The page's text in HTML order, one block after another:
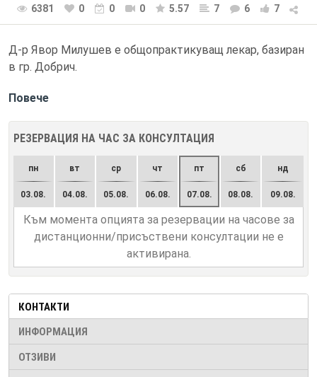
6381 0 0 0 5.57 7 6 7
Д-р Явор Милушев е общопрактикуващ лекар, базиран
в гр. Добрич.
Повече
РЕЗЕРВАЦИЯ НА ЧАС ЗА КОНСУЛТАЦИЯ
пн
03.08.
вт
04.08.
ср
05.08.
чт
06.08.
пт
07.08.
сб
08.08.
нд
09.08.
Към момента опцията за резервации на часове за
дистанционни/присъствени консултации не е
активирана.
КОНТАКТИ
ИНФОРМАЦИЯ
ОТЗИВИ